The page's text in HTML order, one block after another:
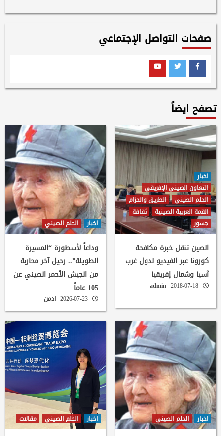
صفحات التواصل الإجتماعي
Facebook
Twitter
Youtube
تصفح ايضاً
اخبار
التعاون الصيني الإفريقي
الحلم الصيني
الطريق والحزام
القمة العربية الصينية
ثقافة
جسور
الصين تنقل خبرة مكافحة
كورونا عبر الفيديو لدول غرب
آسيا وشمال إفريقيا
admin
اخبار الحلم الصيني
وداعاً لأسطورة “المسيرة
الطويلة”.. رحيل آخر محاربة
من الجيش الأحمر الصيني عن
105 عاماً
ادمن
اخبار الحلم الصيني اخبار الحلم الصيني مقالات